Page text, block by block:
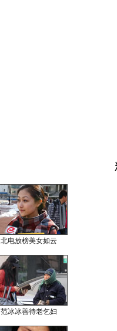
北电放榜美女如云
范冰冰善待老乞妇